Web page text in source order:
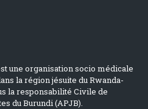
une organisation socio médicale
la région jésuite du Rwanda-
la responsabilité Civile de
du Burundi (APJB).